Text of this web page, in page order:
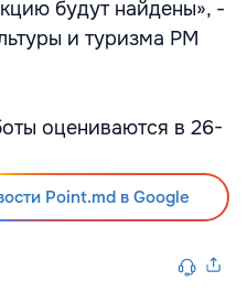
будут найдены», -
и туризма РМ
оцениваются в 26-
Point.md в Google